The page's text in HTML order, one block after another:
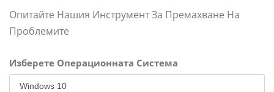
Опитайте Нашия Инструмент За Премахване На
Проблемите
Изберете Операционната Система